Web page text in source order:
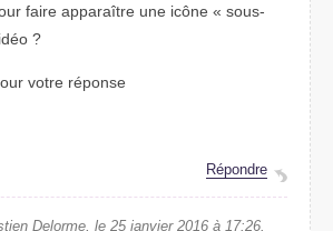
faire apparaître une icône « sous-
?
votre réponse
Répondre
Delorme, le 25 janvier 2016 à 17:26.